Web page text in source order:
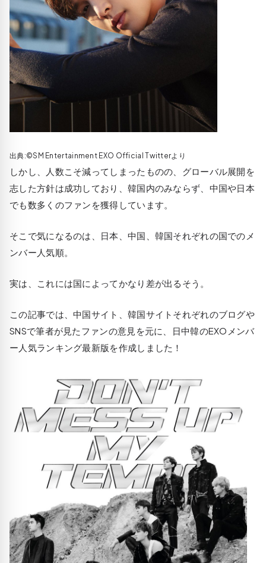
出典:©SM Entertainment EXO Official Twitterより
しかし、人数こそ減ってしまったものの、グローバル展開を
志した方針は成功しており、韓国内のみならず、中国や日本
でも数多くのファンを獲得しています。
そこで気になるのは、日本、中国、韓国それぞれの国でのメ
ンバー人気順。
実は、これには国によってかなり差が出るそう。
この記事では、中国サイト、韓国サイトそれぞれのブログや
SNSで筆者が見たファンの意見を元に、日中韓のEXOメンバ
ー人気ランキング最新版を作成しました！